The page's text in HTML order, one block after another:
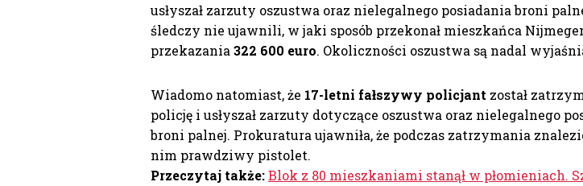
usłyszał zarzuty oszustwa oraz nielegalnego posiadania broni
śledczy nie ujawnili, w jaki sposób przekonał mieszkańca
przekazania 322 600 euro. Okoliczności oszustwa są nadal
Wiadomo natomiast, że 17-letni fałszywy policjant został
policję i usłyszał zarzuty dotyczące oszustwa oraz nielegalnego
broni palnej. Prokuratura ujawniła, że podczas zatrzymania
nim prawdziwy pistolet.
Przeczytaj także:Blok z 80 mieszkaniami stanął w płomieniach.